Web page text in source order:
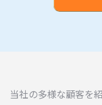
当社の多様な顧客を